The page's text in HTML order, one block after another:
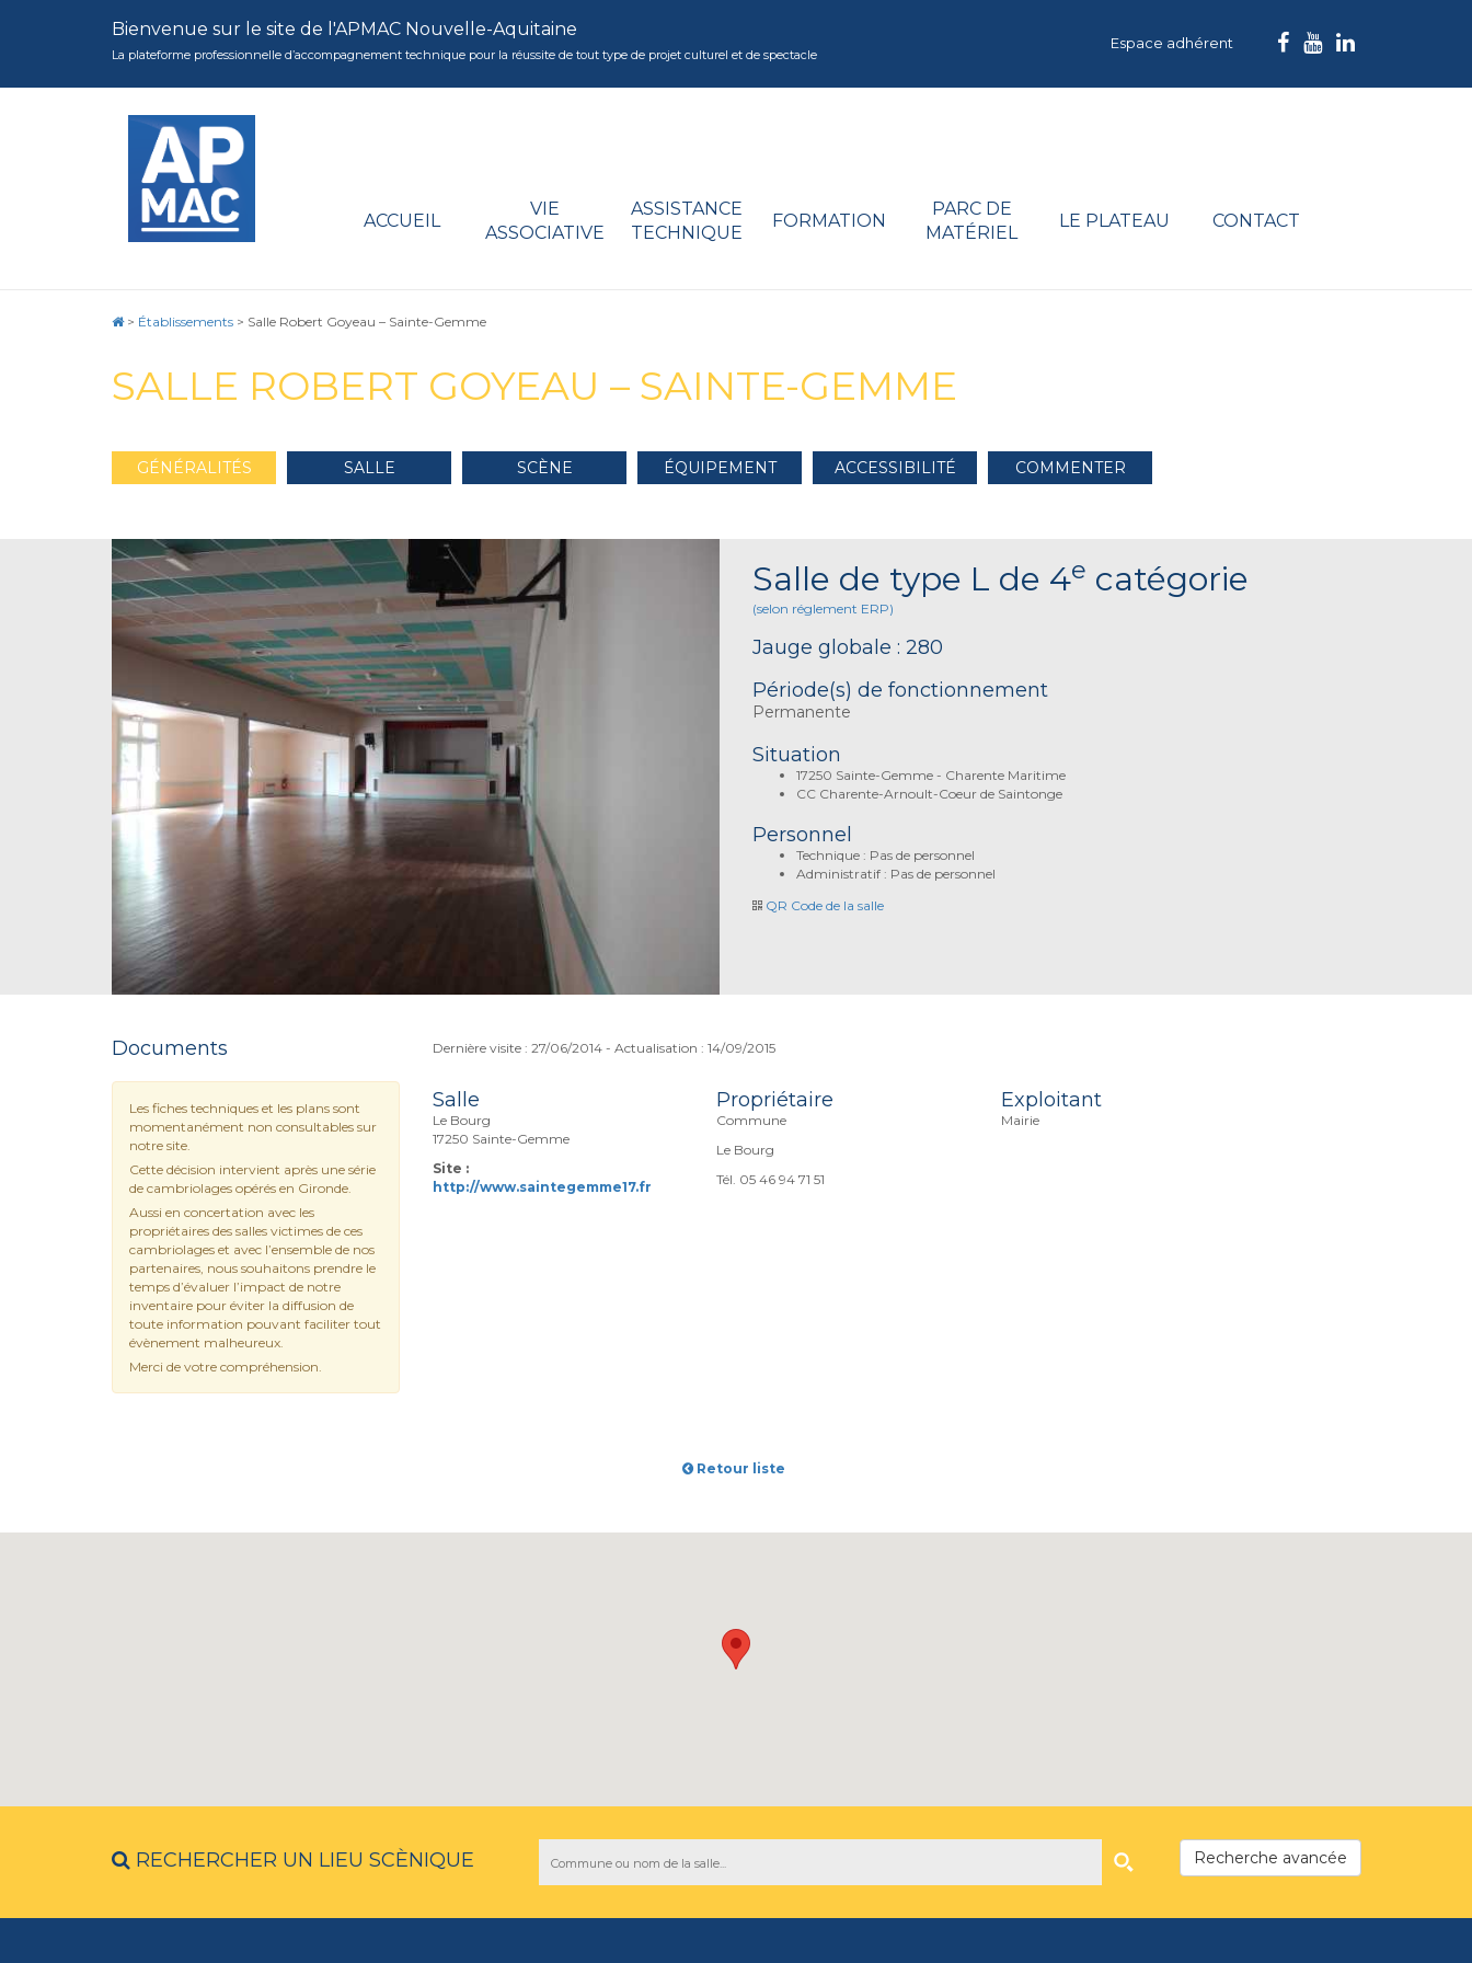
Bienvenue sur le site de l'APMAC Nouvelle-Aquitaine
La plateforme professionnelle d’accompagnement technique pour la réussite de tout type de projet culturel et de spectacle
Espace adhérent
ACCUEIL
VIE
ASSOCIATIVE
ASSISTANCE
TECHNIQUE
FORMATION
PARC DE
MATÉRIEL
LE PLATEAU CONTACT
> Établissements > Salle Robert Goyeau – Sainte-Gemme
SALLE ROBERT GOYEAU – SAINTE-GEMME
GÉNÉRALITÉS SALLE SCÈNE ÉQUIPEMENT ACCESSIBILITÉ COMMENTER
Salle de type L de 4e catégorie
(selon réglement ERP)
Jauge globale : 280
Période(s) de fonctionnement
Permanente
Situation
17250 Sainte-Gemme - Charente Maritime
CC Charente-Arnoult-Coeur de Saintonge
Personnel
Technique : Pas de personnel
Administratif : Pas de personnel
QR Code de la salle
Documents
Les fiches techniques et les plans sont
momentanément non consultables sur
notre site.
Cette décision intervient après une série
de cambriolages opérés en Gironde.
Aussi en concertation avec les
propriétaires des salles victimes de ces
cambriolages et avec l’ensemble de nos
partenaires, nous souhaitons prendre le
temps d’évaluer l’impact de notre
inventaire pour éviter la diffusion de
toute information pouvant faciliter tout
évènement malheureux.
Merci de votre compréhension.
Dernière visite : 27/06/2014 - Actualisation : 14/09/2015
Salle
Le Bourg
17250 Sainte-Gemme
Site :
http://www.saintegemme17.fr
Propriétaire
Commune
Le Bourg
Tél. 05 46 94 71 51
Exploitant
Mairie
Retour liste
RECHERCHER UN LIEU SCÈNIQUE Recherche avancée